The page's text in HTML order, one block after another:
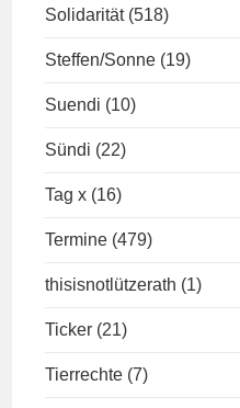
Solidarität (518)
Steffen/Sonne (19)
Suendi (10)
Sündi (22)
Tag x (16)
Termine (479)
thisisnotlützerath (1)
Ticker (21)
Tierrechte (7)